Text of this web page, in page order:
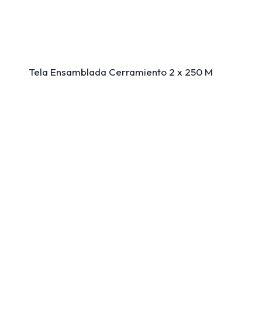
Tela Ensamblada Cerramiento 2 x 250 M